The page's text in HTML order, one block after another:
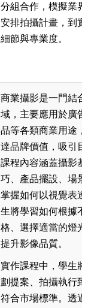
分組合作，模擬業界
安排拍攝計畫，到實
細節與專業度。
商業攝影是一門結合
域，主要應用於廣告
品等各類商業用途，
達品牌價值，吸引目
課程內容涵蓋攝影基
巧、產品擺設、場景
掌握如何以視覺表達
生將學習如何根據不
格、選擇適當的燈光
提升影像品質。
實作課程中，學生將
劃提案、拍攝執行到
符合市場標準。透過